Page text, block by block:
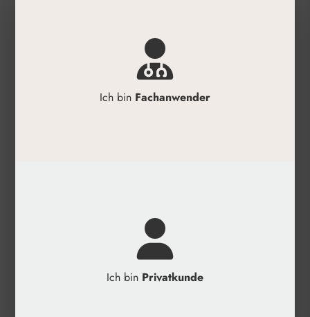
sie vollständig eingezogen ist.
Ein Abspülen ist nicht nötig.
Feuchtigkeitskur anwenden.
Hauptwirkstoff: Hochreine Hyaluronsäure
Anwendungsbereich: Gesicht
Ich bin Fachanwender
Ich bin Privatkunde